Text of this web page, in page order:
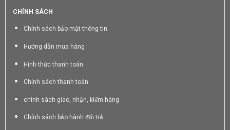
CHÍNH SÁCH
Chính sách bảo mật thông tin
Hướng dẫn mua hàng
Hình thức thanh toán
Chính sách thanh toán
chính sách giao, nhận, kiểm hàng
Chính sách bảo hành đổi trả